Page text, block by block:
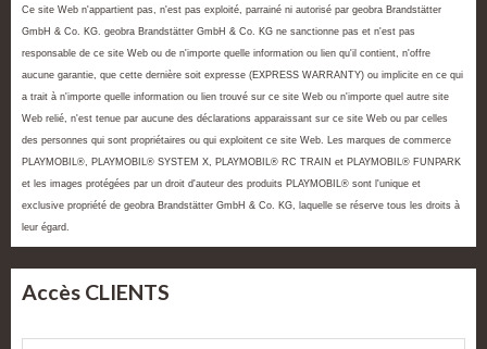
Ce site Web n'appartient pas, n'est pas exploité, parrainé ni autorisé par geobra Brandstätter
GmbH & Co. KG. geobra Brandstätter GmbH & Co. KG ne sanctionne pas et n'est pas
responsable de ce site Web ou de n'importe quelle information ou lien qu'il contient, n'offre
aucune garantie, que cette dernière soit expresse (EXPRESS WARRANTY) ou implicite en ce qui
a trait à n'importe quelle information ou lien trouvé sur ce site Web ou n'importe quel autre site
Web relié, n'est tenue par aucune des déclarations apparaissant sur ce site Web ou par celles
des personnes qui sont propriétaires ou qui exploitent ce site Web. Les marques de commerce
PLAYMOBIL®, PLAYMOBIL® SYSTEM X, PLAYMOBIL® RC TRAIN et PLAYMOBIL® FUNPARK
et les images protégées par un droit d'auteur des produits PLAYMOBIL® sont l'unique et
exclusive propriété de geobra Brandstätter GmbH & Co. KG, laquelle se réserve tous les droits à
leur égard.
Accès CLIENTS